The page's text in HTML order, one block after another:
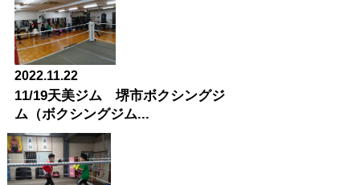
2022.11.22
11/19天美ジム 堺市ボクシングジ
ム（ボクシングジム...